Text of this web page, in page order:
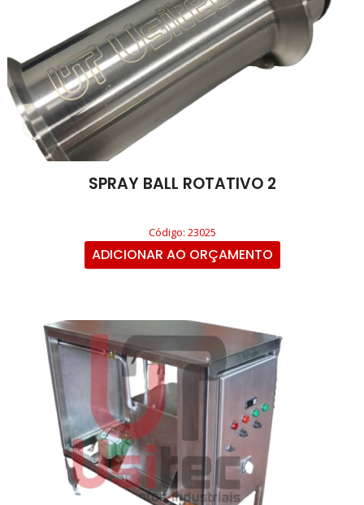
SPRAY BALL ROTATIVO 2
Código: 23025
ADICIONAR AO ORÇAMENTO